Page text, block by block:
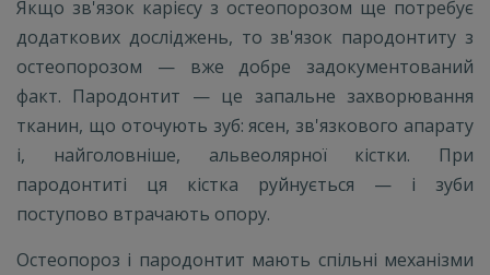
Якщо зв'язок карієсу з остеопорозом ще потребує
додаткових досліджень, то зв'язок пародонтиту з
остеопорозом — вже добре задокументований
факт. Пародонтит — це запальне захворювання
тканин, що оточують зуб: ясен, зв'язкового апарату
і, найголовніше, альвеолярної кістки. При
пародонтиті ця кістка руйнується — і зуби
поступово втрачають опору.
Остеопороз і пародонтит мають спільні механізми